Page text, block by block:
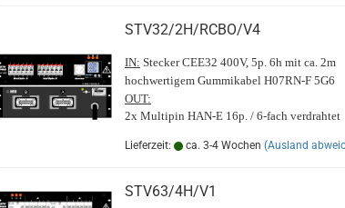
STV32/2H/RCBO/V4
IN: Stecker CEE32 400V, 5p. 6h mit ca. 2m
hochwertigem Gummikabel H07RN-F 5G6
OUT:
2x Multipin HAN-E 16p. / 6-fach verdrahtet
Lieferzeit: ca. 3-4 Wochen (Ausland
STV63/4H/V1